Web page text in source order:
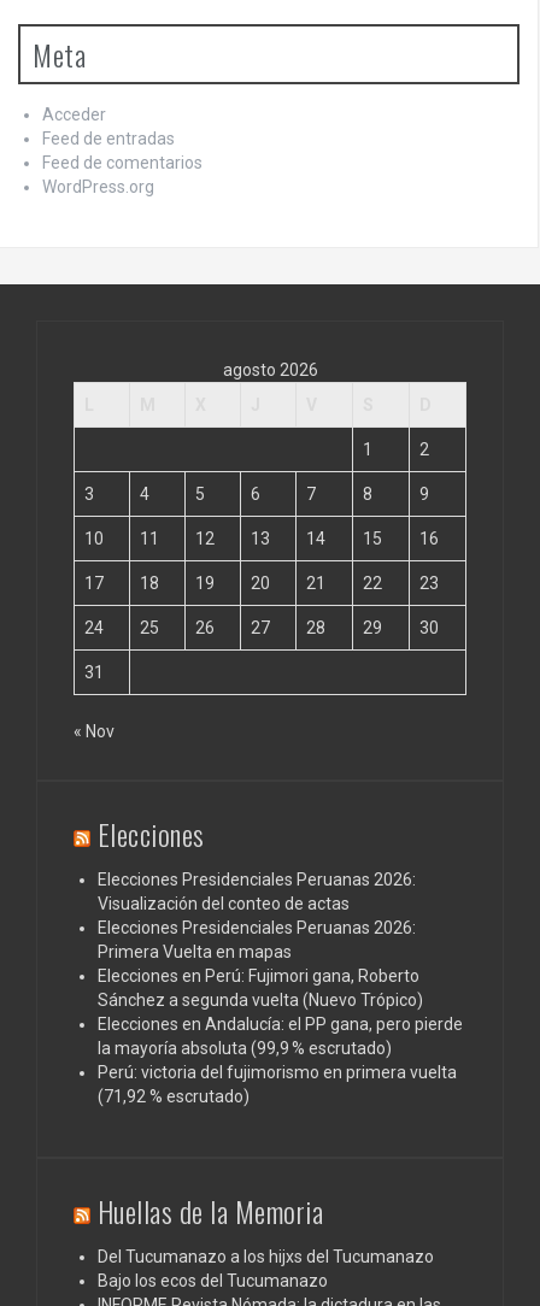
Meta
Acceder
Feed de entradas
Feed de comentarios
WordPress.org
agosto 2026
1 2
3 4 5 6 7 8 9
10 11 12 13 14 15 16
17 18 19 20 21 22 23
24 25 26 27 28 29 30
31
« Nov
Elecciones
Elecciones Presidenciales Peruanas 2026:
Visualización del conteo de actas
Elecciones Presidenciales Peruanas 2026:
Primera Vuelta en mapas
Elecciones en Perú: Fujimori gana, Roberto
Sánchez a segunda vuelta (Nuevo Trópico)
Elecciones en Andalucía: el PP gana, pero pierde
la mayoría absoluta (99,9 % escrutado)
Perú: victoria del fujimorismo en primera vuelta
(71,92 % escrutado)
Huellas de la Memoria
Del Tucumanazo a los hijxs del Tucumanazo
Bajo los ecos del Tucumanazo